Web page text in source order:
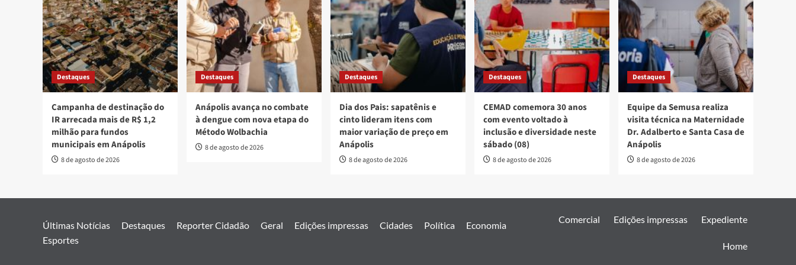
Destaques
Campanha de destinação do
IR arrecada mais de R$ 1,2
milhão para fundos
municipais em Anápolis
8 de agosto de 2026
Destaques
Anápolis avança no combate
à dengue com nova etapa do
Método Wolbachia
8 de agosto de 2026
Destaques
Dia dos Pais: sapatênis e
cinto lideram itens com
maior variação de preço em
Anápolis
8 de agosto de 2026
Destaques
CEMAD comemora 30 anos
com evento voltado à
inclusão e diversidade neste
sábado (08)
8 de agosto de 2026
Destaques
Equipe da Semusa realiza
visita técnica na Maternidade
Dr. Adalberto e Santa Casa de
Anápolis
8 de agosto de 2026
Últimas Notícias Destaques Reporter Cidadão Geral Edições impressas Cidades Política
Economia
Esportes
Comercial Edições impressas Expediente
Home